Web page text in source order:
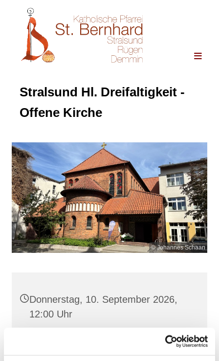
Stralsund Hl. Dreifaltigkeit -
Offene Kirche
© Johannes Schaan
Donnerstag, 10. September 2026,
12:00 Uhr
Frankenwall 7, 18439 Stralsund